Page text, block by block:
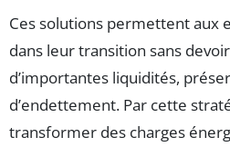
Ces solutions permettent aux
dans leur transition sans
d’importantes liquidités,
d’endettement. Par cette
transformer des charges